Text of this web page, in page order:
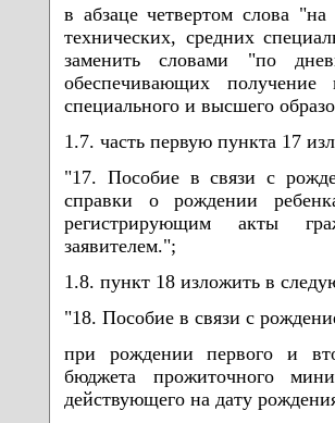
в абзаце четвертом слова
технических, средних
заменить словами "по
обеспечивающих получение
специального и высшего
1.7. часть первую пункта 17
"17. Пособие в связи с
справки о рождении
регистрирующим акты
заявителем.";
1.8. пункт 18 изложить в
"18. Пособие в связи с
при рождении первого и
бюджета прожиточного
действующего на дату